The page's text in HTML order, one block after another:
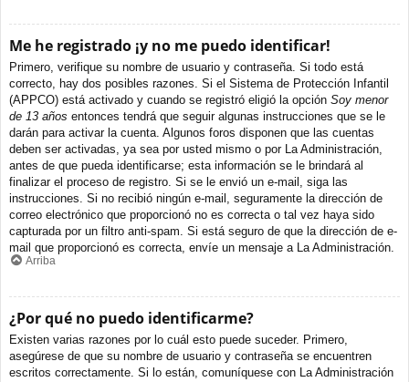
Me he registrado ¡y no me puedo identificar!
Primero, verifique su nombre de usuario y contraseña. Si todo está
correcto, hay dos posibles razones. Si el Sistema de Protección Infantil
(APPCO) está activado y cuando se registró eligió la opción Soy menor
de 13 años entonces tendrá que seguir algunas instrucciones que se le
darán para activar la cuenta. Algunos foros disponen que las cuentas
deben ser activadas, ya sea por usted mismo o por La Administración,
antes de que pueda identificarse; esta información se le brindará al
finalizar el proceso de registro. Si se le envió un e-mail, siga las
instrucciones. Si no recibió ningún e-mail, seguramente la dirección de
correo electrónico que proporcionó no es correcta o tal vez haya sido
capturada por un filtro anti-spam. Si está seguro de que la dirección de e-
mail que proporcionó es correcta, envíe un mensaje a La Administración.
Arriba
¿Por qué no puedo identificarme?
Existen varias razones por lo cuál esto puede suceder. Primero,
asegúrese de que su nombre de usuario y contraseña se encuentren
escritos correctamente. Si lo están, comuníquese con La Administración